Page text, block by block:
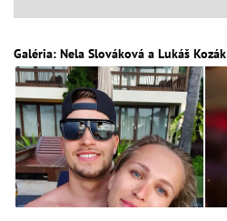
Galéria: Nela Slováková a Lukáš Kozák